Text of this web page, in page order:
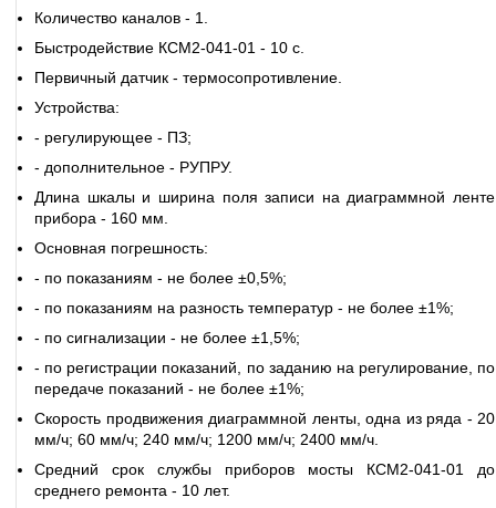
Количество каналов - 1.
Быстродействие КСМ2-041-01 - 10 с.
Первичный датчик - термосопротивление.
Устройства:
- регулирующее - ПЗ;
- дополнительное - РУПРУ.
Длина шкалы и ширина поля записи на диаграммной ленте
прибора - 160 мм.
Основная погрешность:
- по показаниям - не более ±0,5%;
- по показаниям на разность температур - не более ±1%;
- по сигнализации - не более ±1,5%;
- по регистрации показаний, по заданию на регулирование, по
передаче показаний - не более ±1%;
Скорость продвижения диаграммной ленты, одна из ряда - 20
мм/ч; 60 мм/ч; 240 мм/ч; 1200 мм/ч; 2400 мм/ч.
Средний срок службы приборов мосты КСМ2-041-01 до
среднего ремонта - 10 лет.